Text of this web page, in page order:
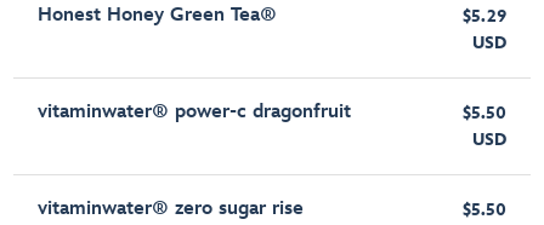
Honest Honey Green Tea®
$5.29
USD
vitaminwater® power-c dragonfruit
$5.50
USD
vitaminwater® zero sugar rise
$5.50